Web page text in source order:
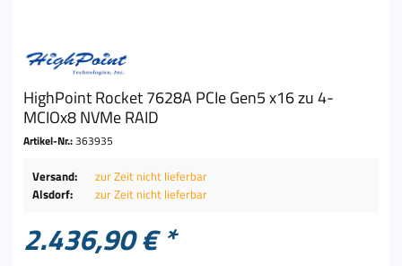
HighPoint Rocket 7628A PCIe Gen5 x16 zu 4-
MCIOx8 NVMe RAID
Artikel-Nr.:363935
Versand:
zur Zeit nicht lieferbar
Alsdorf:
zur Zeit nicht lieferbar
2.436,90 € *